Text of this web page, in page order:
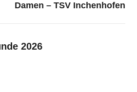
Damen – TSV Inchenhofen
2026